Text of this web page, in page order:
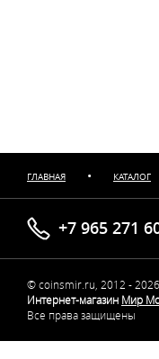
ГЛАВНАЯ • КАТАЛОГ
+7 965 271
© coinsmir.ru, 2012 - 2026
Интернет-магазин Мир
Все права защищены